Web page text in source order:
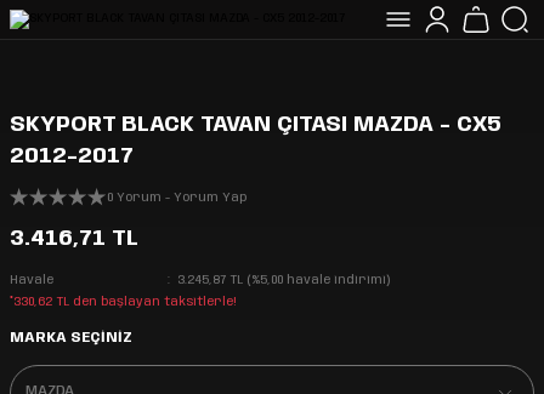
SKYPORT BLACK TAVAN ÇITASI MAZDA - CX5
2012-2017
0 Yorum - Yorum Yap
3.416,71 TL
Havale
3.245,87 TL (%5,00 havale indirimi)
*330,62 TL den başlayan taksitlerle!
MARKA SEÇİNİZ